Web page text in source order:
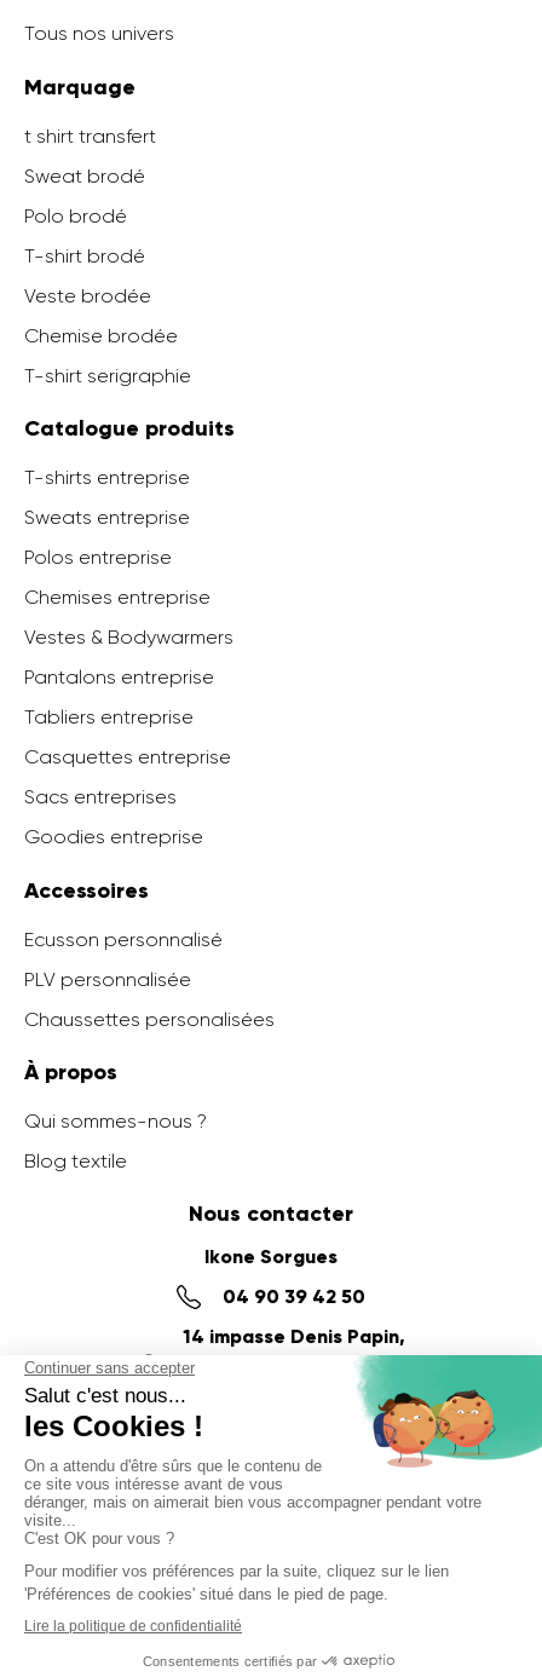
Tous nos univers
Marquage
t shirt transfert
Sweat brodé
Polo brodé
T-shirt brodé
Veste brodée
Chemise brodée
T-shirt serigraphie
Catalogue produits
T-shirts entreprise
Sweats entreprise
Polos entreprise
Chemises entreprise
Vestes & Bodywarmers
Pantalons entreprise
Tabliers entreprise
Casquettes entreprise
Sacs entreprises
Goodies entreprise
Accessoires
Ecusson personnalisé
PLV personnalisée
Chaussettes personalisées
À propos
Qui sommes-nous ?
Blog textile
Nous contacter
Ikone Sorgues
04 90 39 42 50
14 impasse Denis Papin,
ZI du Fournalet
84700 SORGUES
03 56 57 57 60
58 Rue de la Commanderie,
© Ikone 2025
Politique de confidentialitéMentions légales